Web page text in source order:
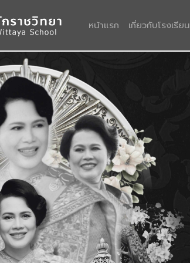
หน้าแรก (current)
เกี่ยวกับโรงเรียน